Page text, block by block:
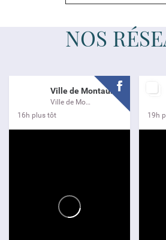
NOS
Ville de Montauroux
Ville de Montauroux
16h plus tôt
19h